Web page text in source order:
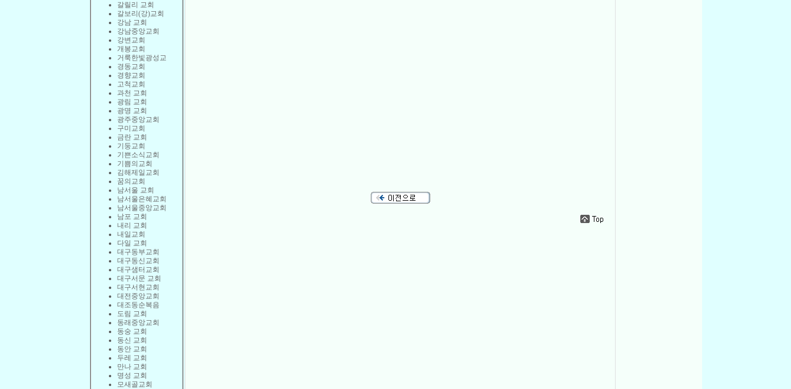
갈릴리 교회
갈보리(강)교회
강남 교회
강남중앙교회
강변교회
개봉교회
거룩한빛광성교
경동교회
경향교회
고척교회
과천 교회
광림 교회
광명 교회
광주중앙교회
구미교회
금란 교회
기둥교회
기쁜소식교회
기쁨의교회
김해제일교회
꿈의교회
남서울 교회
남서울은혜교회
남서울중앙교회
남포 교회
내리 교회
내일교회
다일 교회
대구동부교회
대구동신교회
대구샘터교회
대구서문 교회
대구서현교회
대전중앙교회
대조동순복음
도림 교회
동래중앙교회
동숭 교회
동신 교회
동안 교회
두레 교회
만나 교회
명성 교회
모새골교회